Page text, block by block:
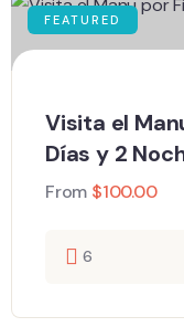
FEATURED
Visita el
Días y 2
From $100.00
6